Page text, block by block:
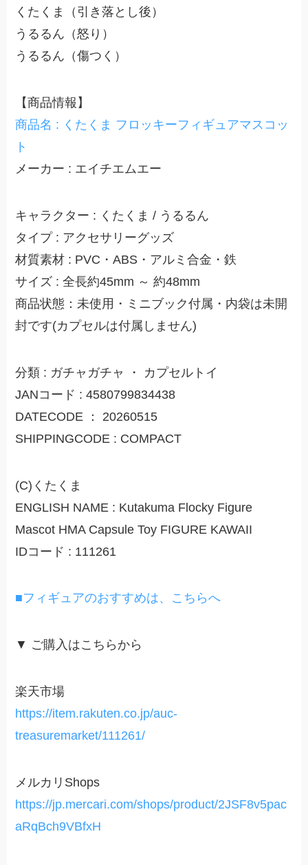
くたくま（引き落とし後）
うるるん（怒り）
うるるん（傷つく）
【商品情報】
商品名 : くたくま フロッキーフィギュアマスコッ
ト
メーカー : エイチエムエー
キャラクター : くたくま / うるるん
タイプ : アクセサリーグッズ
材質素材 : PVC・ABS・アルミ合金・鉄
サイズ : 全長約45mm ～ 約48mm
商品状態：未使用・ミニブック付属・内袋は未開
封です(カプセルは付属しません)
分類 : ガチャガチャ ・ カプセルトイ
JANコード : 4580799834438
DATECODE ： 20260515
SHIPPINGCODE : COMPACT
(C)くたくま
ENGLISH NAME : Kutakuma Flocky Figure
Mascot HMA Capsule Toy FIGURE KAWAII
IDコード : 111261
■フィギュアのおすすめは、こちらへ
▼ ご購入はこちらから
楽天市場
https://item.rakuten.co.jp/auc-
treasuremarket/111261/
メルカリShops
https://jp.mercari.com/shops/product/2JSF8v5pac
aRqBch9VBfxH